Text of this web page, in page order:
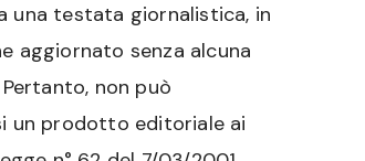
una testata giornalistica, in
aggiornato senza alcuna
non può
un prodotto editoriale ai